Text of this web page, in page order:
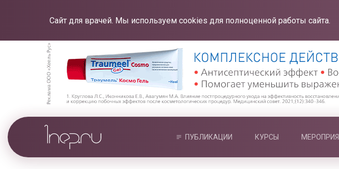
Сайт для врачей. Мы используем cookies для полноценной работы сайта.
ПУБЛИКАЦИИ КУРСЫ